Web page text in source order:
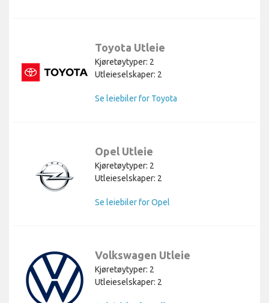
Toyota Utleie
Kjøretøytyper: 2
Utleieselskaper: 2
Se leiebiler for Toyota
Opel Utleie
Kjøretøytyper: 2
Utleieselskaper: 2
Se leiebiler for Opel
Volkswagen Utleie
Kjøretøytyper: 2
Utleieselskaper: 2